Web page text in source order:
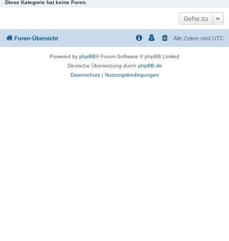
Diese Kategorie hat keine Foren.
Gehe zu
Foren-Übersicht Alle Zeiten sind UTC
Powered by phpBB® Forum Software © phpBB Limited
Deutsche Übersetzung durch phpBB.de
Datenschutz| Nutzungsbedingungen